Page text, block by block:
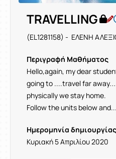
TRAVELLING
(EL1281158) - ΕΛΕΝΗ
Περιγραφή Μαθήματος
Hello,again, my dear
going to ....travel far
physically we stay home.
Follow the units below
Ημερομηνία δημιουργίας
Κυριακή 5 Απριλίου 2020